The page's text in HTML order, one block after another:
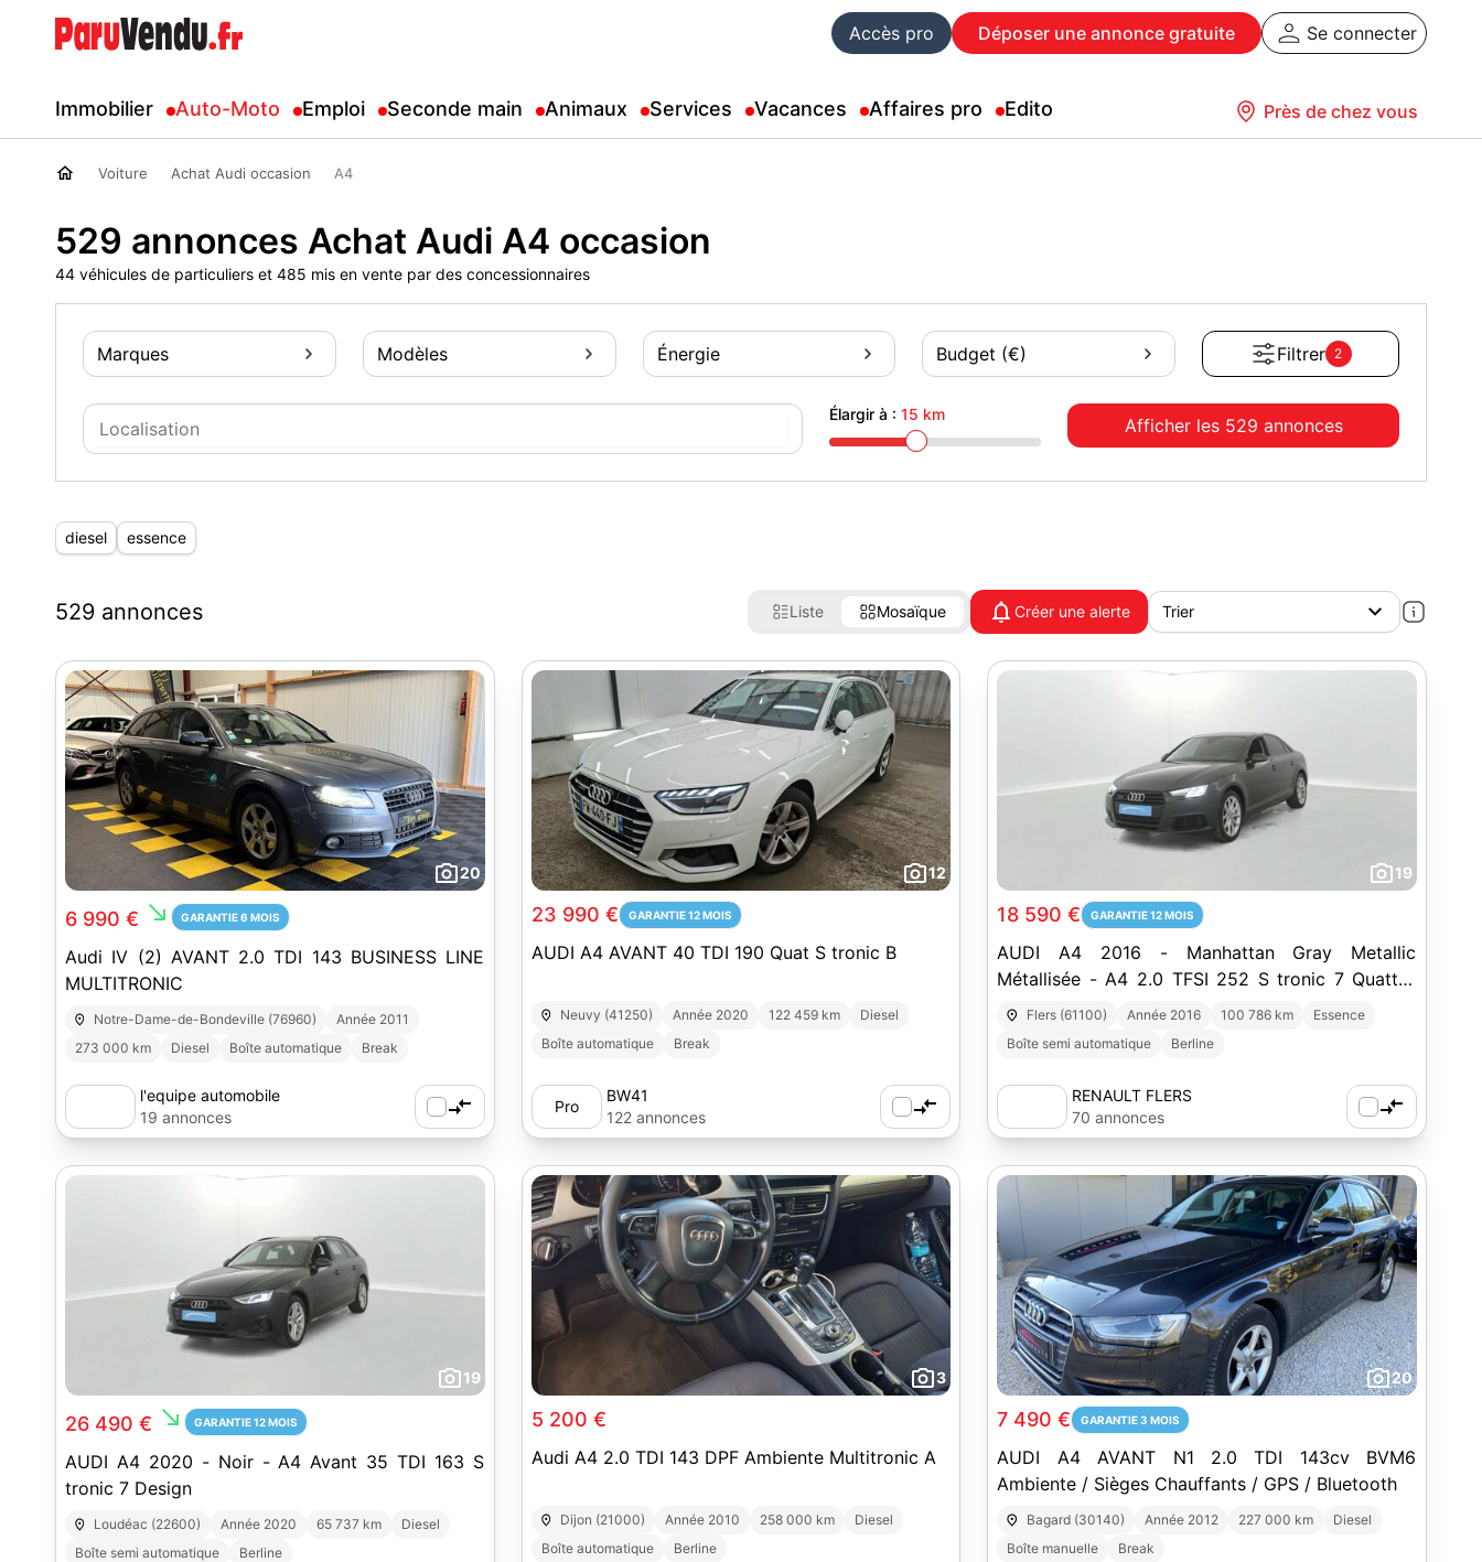
Accès pro Déposer une annonce gratuite Se connecter
Immobilier Auto-Moto Emploi Seconde main Animaux Services Vacances Affaires pro Edito Près de chez vous
Voiture Achat Audi occasion A4
529 annonces Achat Audi A4 occasion
44 véhicules de particuliers et 485 mis en vente par des concessionnaires
Marques Modèles Énergie Budget (€) Filtrer 2
Élargir à : 15 km
Afficher les 529 annonces
diesel essence
529 annonces Liste Mosaïque Créer une alerte
20
6 990 € south_east GARANTIE 6 MOIS
Audi IV (2) AVANT 2.0 TDI 143 BUSINESS LINE
MULTITRONIC
Notre-Dame-de-Bondeville (76960)
Année 2011
273 000 km
Diesel Boîte automatique Break
l'equipe automobile
19 annonces
12
23 990 € GARANTIE 12 MOIS
AUDI A4 AVANT 40 TDI 190 Quat S tronic B
Neuvy (41250) Année 2020 122 459 km
Diesel
Boîte automatique
Break
Pro
BW41
122 annonces
19
18 590 € GARANTIE 12 MOIS
AUDI A4 2016 - Manhattan Gray Metallic
Métallisée - A4 2.0 TFSI 252 S tronic 7 Quattro
Design Luxe
Flers (61100) Année 2016 100 786 km
Essence
Boîte semi automatique
Berline
RENAULT FLERS
70 annonces
19
26 490 € south_east GARANTIE 12 MOIS
AUDI A4 2020 - Noir - A4 Avant 35 TDI 163 S
tronic 7 Design
Loudéac (22600) Année 2020 65 737 km
Diesel
Boîte semi automatique
Berline
3
5 200 €
Audi A4 2.0 TDI 143 DPF Ambiente Multitronic A
Dijon (21000) Année 2010 258 000 km
Diesel
Boîte automatique
Berline
20
7 490 € GARANTIE 3 MOIS
AUDI A4 AVANT N1 2.0 TDI 143cv BVM6
Ambiente / Sièges Chauffants / GPS / Bluetooth
Bagard (30140) Année 2012 227 000 km
Diesel
Boîte manuelle
Break